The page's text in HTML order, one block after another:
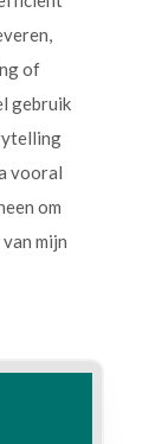
of
gebruik
vooral
om
mijn